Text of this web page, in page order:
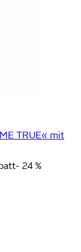
TRUE« mit
- 24 %